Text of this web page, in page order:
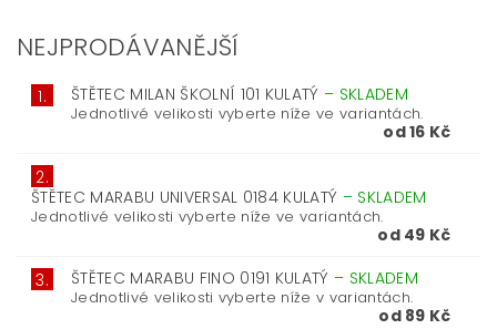
NEJPRODÁVANĚJŠÍ
1. ŠTĚTEC MILAN ŠKOLNÍ 101 KULATÝ – SKLADEM
Jednotlivé velikosti vyberte níže ve variantách.
od 16 Kč
2.
ŠTĚTEC MARABU UNIVERSAL 0184 KULATÝ – SKLADEM
Jednotlivé velikosti vyberte níže ve variantách.
od 49 Kč
3. ŠTĚTEC MARABU FINO 0191 KULATÝ – SKLADEM
Jednotlivé velikosti vyberte níže v variantách.
od 89 Kč